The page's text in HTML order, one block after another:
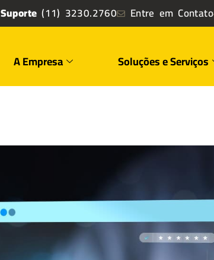
Suporte (11) 3230.2760 Entre em Contato
A Empresa Soluções e Serviços